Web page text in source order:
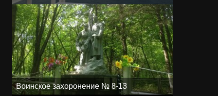
Воинское захоронение № 8-13